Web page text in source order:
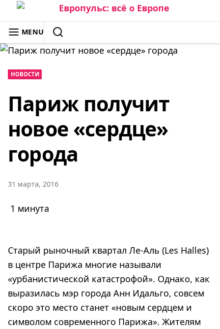
Skip
to
content
ЕВРОПУЛЬС: ВСЁ О ЕВРОПЕ
MENU
SEARCH
НОВОСТИ
Париж получит
новое «сердце»
города
31 марта, 2016
1 минута
Старый рыночный квартал Ле-Аль (Les Halles)
в центре Парижа многие называли
«урбанистической катастрофой». Однако, как
выразилась мэр города Анн Идальго, совсем
скоро это место станет «новым сердцем и
символом современного Парижа». Жителям